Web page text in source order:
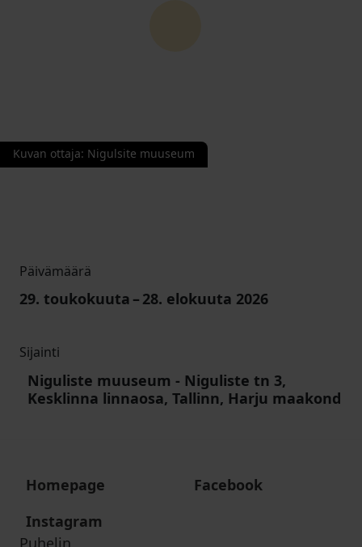
Kuvan ottaja: Nigulsite muuseum
Päivämäärä
29. toukokuuta – 28. elokuuta 2026
Sijainti
Niguliste muuseum - Niguliste tn 3,
Kesklinna linnaosa, Tallinn, Harju maakond
Homepage
Facebook
Instagram
Puhelin